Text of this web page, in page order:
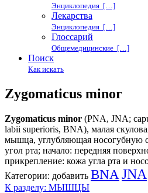
Энциклопедия […]
Лекарства
Энциклопедия […]
Глоссарий
Общемедицинские […]
Поиск
Как искать
Zygomaticus minor
Zygomaticus minor (PNA, JNA;
labii superioris, BNA), малая
мышца, углубляющая носогубную
угол рта; начало: передняя
прикрепление: кожа угла рта и
Категории: добавить BNA JNA
К разделу: МЫШЦЫ